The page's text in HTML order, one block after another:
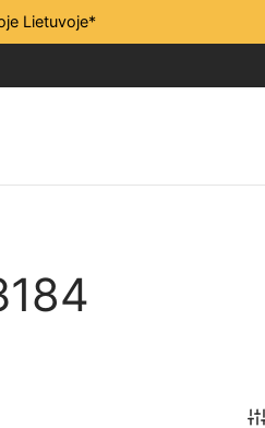
Lietuvoje*